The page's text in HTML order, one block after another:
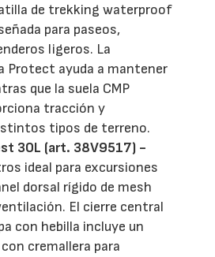
de trekking waterproof
para paseos,
ligeros. La
Protect ayuda a mantener
que la suela CMP
tracción y
tipos de terreno.
30L (art. 38V9517) -
ideal para excursiones
dorsal rígido de mesh
El cierre central
con hebilla incluye un
cremallera para